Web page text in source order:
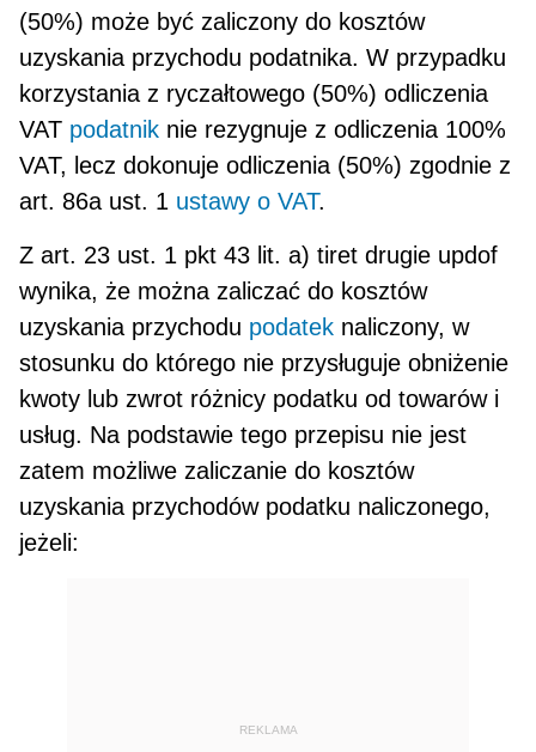
(50%) może być zaliczony do kosztów
uzyskania przy­chodu podatnika. W przypadku
korzystania z ryczałtowego (50%) odliczenia
VAT podatnik nie rezygnuje z odliczenia 100%
VAT, lecz dokonuje odliczenia (50%) zgodnie z
art. 86a ust. 1 ustawy o VAT.
Z art. 23 ust. 1 pkt 43 lit. a) tiret drugie updof
wynika, że można zaliczać do kosztów
uzyskania przycho­du podatek naliczony, w
stosunku do którego nie przysługuje obniżenie
kwoty lub zwrot różnicy podatku od towarów i
usług. Na podstawie tego przepisu nie jest
zatem możliwe zaliczanie do kosztów
uzyskania przychodów podatku naliczonego,
jeżeli:
REKLAMA